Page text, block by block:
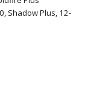
Shadow Plus, 12-